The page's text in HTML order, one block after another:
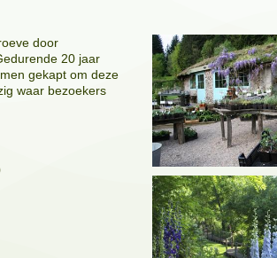
door
20 jaar
gekapt om deze
waar bezoekers